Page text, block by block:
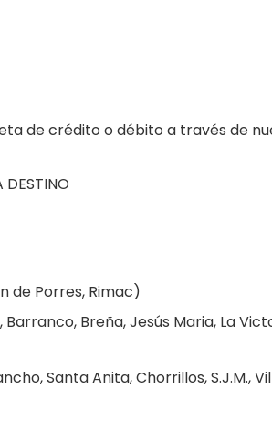
de crédito o débito a través de
de Porres, Rimac)
Breña, Jesús Maria, La
Santa Anita, Chorrillos, S.J.M.,